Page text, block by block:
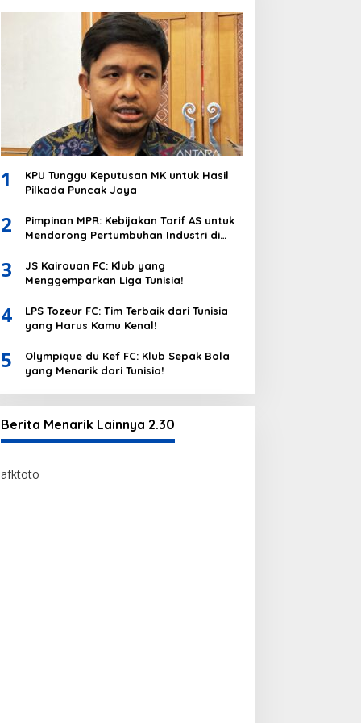
1
KPU Tunggu Keputusan MK untuk Hasil
Pilkada Puncak Jaya
2
Pimpinan MPR: Kebijakan Tarif AS untuk
Mendorong Pertumbuhan Industri di
3
JS Kairouan FC: Klub yang
Menggemparkan Liga Tunisia!
4
LPS Tozeur FC: Tim Terbaik dari Tunisia
yang Harus Kamu Kenal!
5
Olympique du Kef FC: Klub Sepak Bola
yang Menarik dari Tunisia!
Berita Menarik Lainnya 2.30
afktoto